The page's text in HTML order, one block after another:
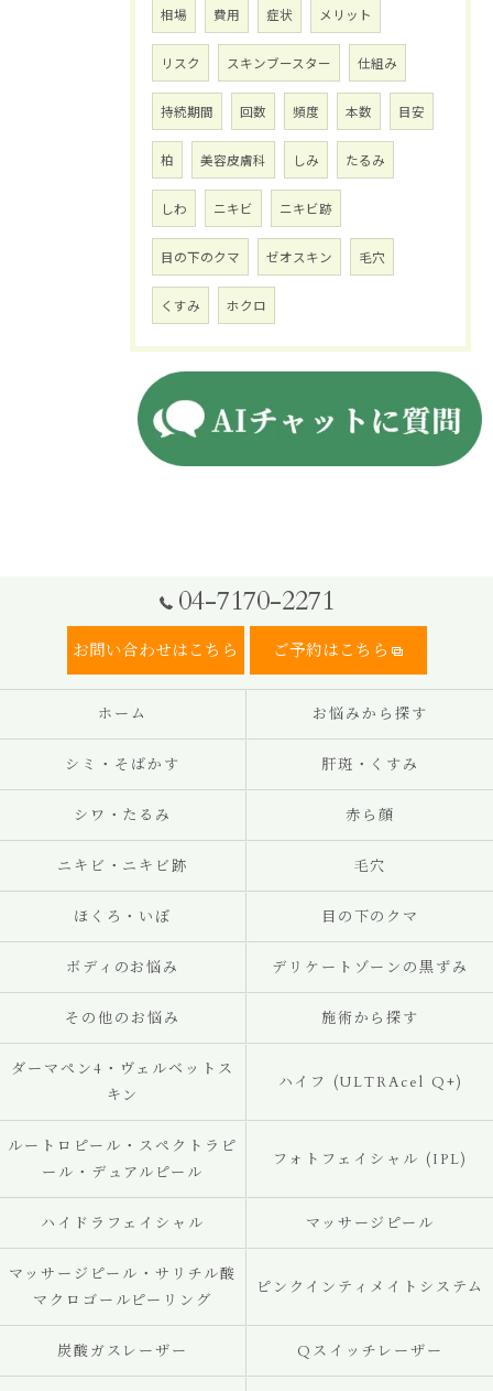
相場 費用 症状 メリット
リスク スキンブースター 仕組み
持続期間 回数 頻度 本数 目安
柏 美容皮膚科 しみ たるみ
しわ ニキビ ニキビ跡
目の下のクマ ゼオスキン 毛穴
くすみ ホクロ
04-7170-2271
お問い合わせはこちら ご予約はこちら
ホーム お悩みから探す
シミ・そばかす 肝斑・くすみ
シワ・たるみ 赤ら顔
ニキビ・ニキビ跡 毛穴
ほくろ・いぼ 目の下のクマ
ボディのお悩み デリケートゾーンの黒ずみ
その他のお悩み 施術から探す
ダーマペン4・ヴェルベットス
キン
ハイフ (ULTRAcel Q+)
ルートロピール・スペクトラピ
ール・デュアルピール
フォトフェイシャル (IPL)
ハイドラフェイシャル マッサージピール
マッサージピール・サリチル酸
マクロゴールピーリング
ピンクインティメイトシステム
炭酸ガスレーザー Qスイッチレーザー